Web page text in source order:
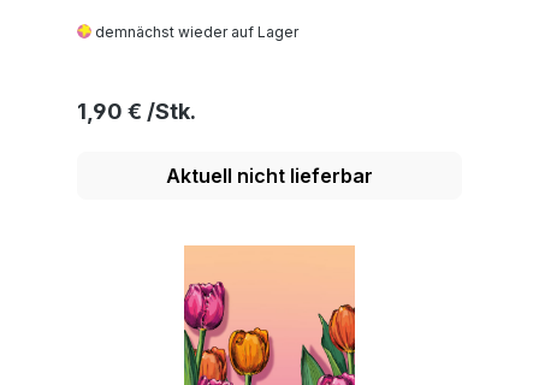
demnächst wieder auf Lager
Regulärer Preis:
1,90 €
Aktuell nicht lieferbar